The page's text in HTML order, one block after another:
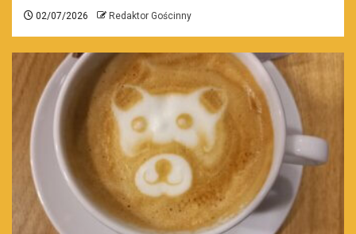
02/07/2026 Redaktor Gościnny